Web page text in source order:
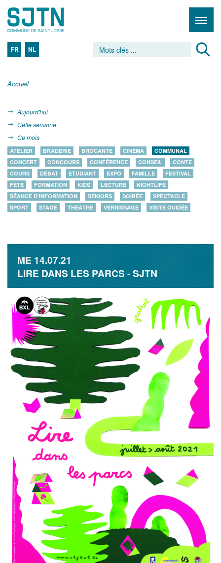
FR NL
Accueil
Aujourd'hui
Cette semaine
Ce mois
ATELIER BRADERIE BROCANTE CINÉMA
COMMUNAL
CONCERT
CONCOURS CONFÉRENCE CONSEIL
CONTE
COURS
DÉBAT ETUDIANT EXPO FAMILLE
FESTIVAL
FÊTE
FORMATION KIDS LECTURE
NIGHTLIFE
SÉANCE D'INFORMATION
SENIORS SOIRÉE
SPECTACLE
SPORT
STAGE THÉÂTRE VERNISSAGE VISITE GUIDÉE
ME14.07.21
LIRE DANS LES PARCS - SJTN